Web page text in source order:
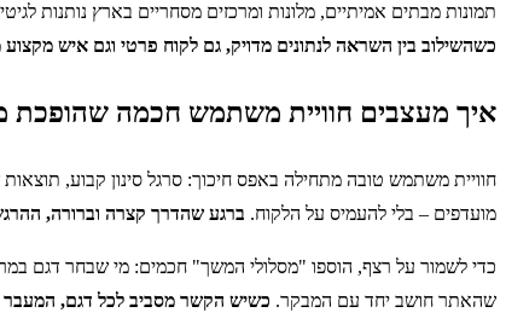
תמונות מבתים אמיתיים, מלונות ומרכזים מסחריים בארץ נותנות
כשהשילוב בין השראה לנתונים מדויק, גם לקוח פרטי וגם איש
איך מעצבים חוויית משתמש חכמה שהופכת
חוויית משתמש טובה מתחילה באפס חיכוך: סרגל סינון קבוע,
מועדפים – בלי להעמיס על הלקוח. ברגע שהדרך קצרה וברורה,
כדי לשמור על רצף, הוספו "מסלולי המשך" חכמים: מי שבחר דגם
שהאתר חושב יחד עם המבקר. כשיש הקשר מסביב לכל דגם, המעבר